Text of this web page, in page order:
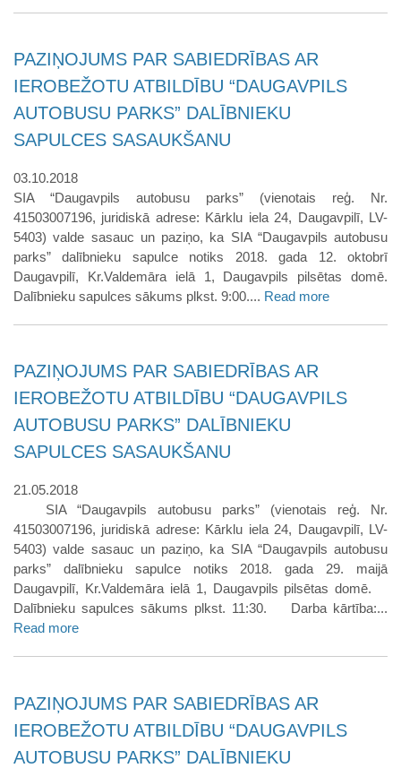
PAZIŅOJUMS PAR SABIEDRĪBAS AR
IEROBEŽOTU ATBILDĪBU “DAUGAVPILS
AUTOBUSU PARKS” DALĪBNIEKU
SAPULCES SASAUKŠANU
03.10.2018
SIA “Daugavpils autobusu parks” (vienotais reģ. Nr.
41503007196, juridiskā adrese: Kārklu iela 24, Daugavpilī, LV-
5403) valde sasauc un paziņo, ka SIA “Daugavpils autobusu
parks” dalībnieku sapulce notiks 2018. gada 12. oktobrī
Daugavpilī, Kr.Valdemāra ielā 1, Daugavpils pilsētas domē.
Dalībnieku sapulces sākums plkst. 9:00.... Read more
PAZIŅOJUMS PAR SABIEDRĪBAS AR
IEROBEŽOTU ATBILDĪBU “DAUGAVPILS
AUTOBUSU PARKS” DALĪBNIEKU
SAPULCES SASAUKŠANU
21.05.2018
SIA “Daugavpils autobusu parks” (vienotais reģ. Nr.
41503007196, juridiskā adrese: Kārklu iela 24, Daugavpilī, LV-
5403) valde sasauc un paziņo, ka SIA “Daugavpils autobusu
parks” dalībnieku sapulce notiks 2018. gada 29. maijā
Daugavpilī, Kr.Valdemāra ielā 1, Daugavpils pilsētas domē.
Dalībnieku sapulces sākums plkst. 11:30. Darba kārtība:...
Read more
PAZIŅOJUMS PAR SABIEDRĪBAS AR
IEROBEŽOTU ATBILDĪBU “DAUGAVPILS
AUTOBUSU PARKS” DALĪBNIEKU